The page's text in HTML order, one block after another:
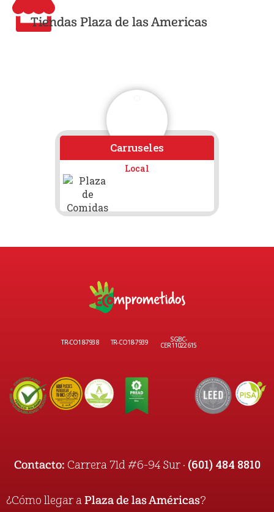
Tiendas Plaza de las Americas
Carruseles
Local
TR-CO18-7938 TR-CO18-7939 SGBC-
CER11022615
Contacto: Carrera 71d #6-94 Sur · (601) 484 8810
¿Cómo llegar a Plaza de las Américas?